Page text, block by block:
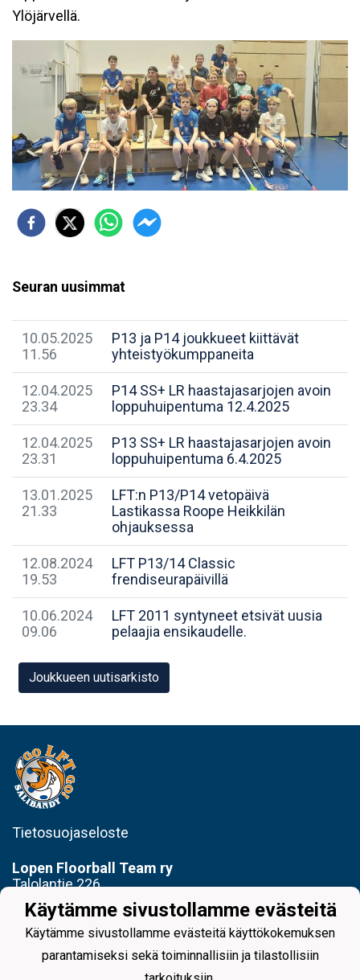
Ylöjärvellä.
Seuran uusimmat
10.05.2025
11.56
P13 ja P14 joukkueet kiittävät
yhteistyökumppaneita
12.04.2025
23.34
P14 SS+ LR haastajasarjojen avoin
loppuhuipentuma 12.4.2025
12.04.2025
23.31
P13 SS+ LR haastajasarjojen avoin
loppuhuipentuma 6.4.2025
13.01.2025
21.33
LFT:n P13/P14 vetopäivä
Lastikassa Roope Heikkilän
ohjauksessa
12.08.2024
19.53
LFT P13/14 Classic
frendiseurapäivillä
10.06.2024
09.06
​LFT 2011 syntyneet etsivät uusia
pelaajia ensikaudelle.
Joukkueen uutisarkisto
Tietosuojaseloste
Lopen Floorball Team ry
Talolantie 226
12600
Läyliäinen
E-mail: lopenfloorballteamry@gmail.com
Puhelin: +358 400 359 525
Käytämme sivustollamme evästeitä
Käytämme sivustollamme evästeitä käyttökokemuksen
parantamiseksi sekä toiminnallisiin ja tilastollisiin